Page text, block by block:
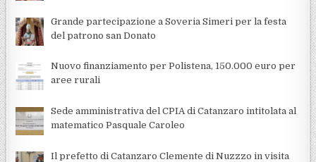
Grande partecipazione a Soveria Simeri per la festa
del patrono san Donato
Nuovo finanziamento per Polistena, 150.000 euro per
aree rurali
Sede amministrativa del CPIA di Catanzaro intitolata al
matematico Pasquale Caroleo
Il prefetto di Catanzaro Clemente di Nuzzzo in visita